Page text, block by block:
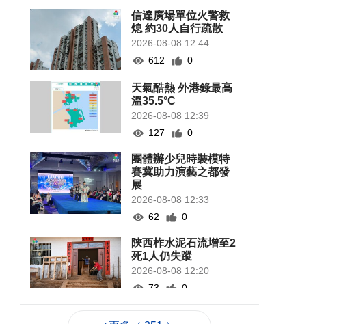
信達廣場單位火警救
熄 約30人自行疏散
2026-08-08 12:44
612
0
天氣酷熱 外港錄最高
溫35.5°C
2026-08-08 12:39
127
0
團體辦少兒時裝模特
賽冀助力演藝之都發
展
2026-08-08 12:33
62
0
陝西柞水泥石流增至2
死1人仍失蹤
2026-08-08 12:20
73
0